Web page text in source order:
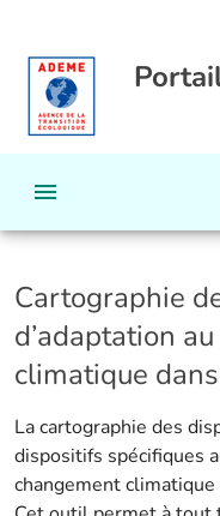
Cartographie
d’adaptation
climatique
La cartographie des
dispositifs spécifiques
changement